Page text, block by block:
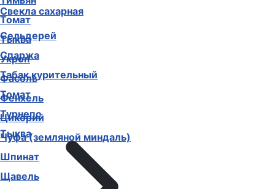
Томат
Тыква
Укроп
Фасоль
Фенхель
Цикорий
Чуфа (земляной миндаль)
Шпинат
Щавель
Свекла сахарная
Сельдерей
Спаржа
Табак курительный
Томат
Турнепс
Тыква